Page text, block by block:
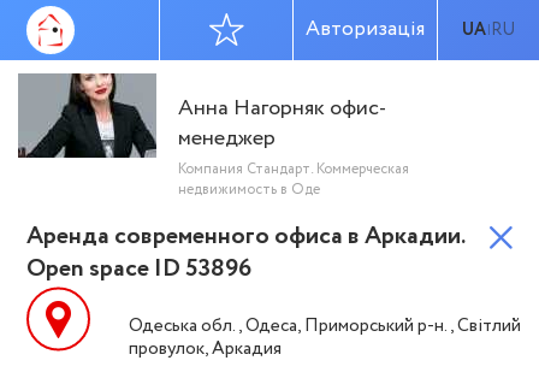
UA|RU
Авторизація
Анна Нагорняк офис-
менеджер
Компания Стандарт. Коммерческая
недвижимость в Оде
Аренда современного офиса в Аркадии.
Open space ID 53896
Одеська обл., Одеса, Приморський р-н., Світлий
провулок, Аркадия